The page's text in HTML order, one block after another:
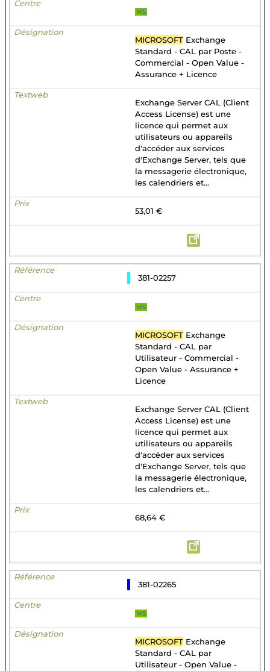
MS
MICROSOFT Exchange
Standard - CAL par Poste -
Commercial - Open Value -
Assurance + Licence
Exchange Server CAL (Client
Access License) est une
licence qui permet aux
utilisateurs ou appareils
d'accéder aux services
d'Exchange Server, tels que
la messagerie électronique,
les calendriers et...
53,01 €
381-02257
MS
MICROSOFT Exchange
Standard - CAL par
Utilisateur - Commercial -
Open Value - Assurance +
Licence
Exchange Server CAL (Client
Access License) est une
licence qui permet aux
utilisateurs ou appareils
d'accéder aux services
d'Exchange Server, tels que
la messagerie électronique,
les calendriers et...
68,64 €
381-02265
MS
MICROSOFT Exchange
Standard - CAL par
Utilisateur - Open Value -